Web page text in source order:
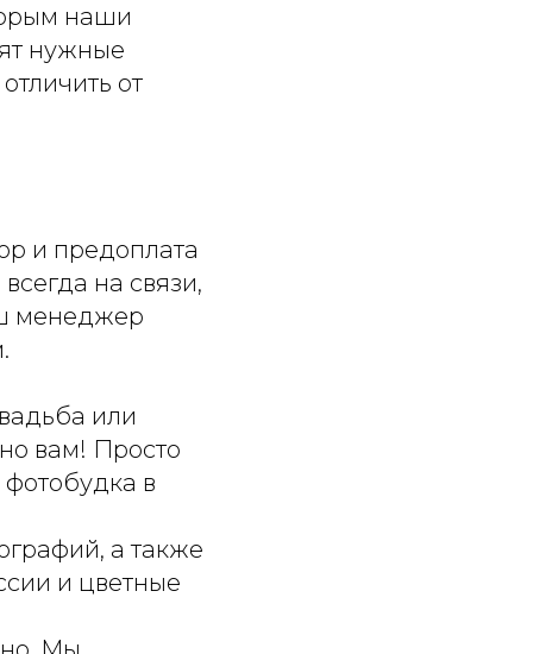
наши
нужные
от
и предоплата
на связи,
менеджер
или
вам! Просто
в
а также
и цветные